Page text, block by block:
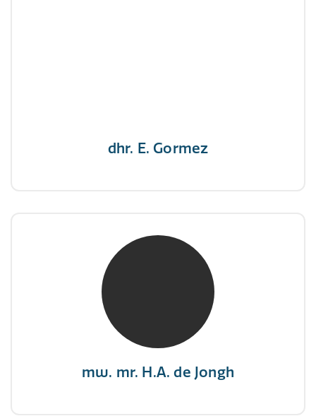
dhr. E. Gormez
mw. mr. H.A. de Jongh
mw. mr. H.A. de Jongh
NIVRE Register-Expert
"There is no elevator to succes, you need to